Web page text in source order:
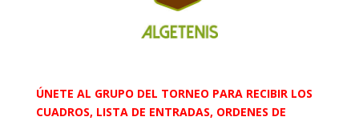
ÚNETE AL GRUPO DEL TORNEO PARA RECIBIR LOS
CUADROS, LISTA DE ENTRADAS, ORDENES DE